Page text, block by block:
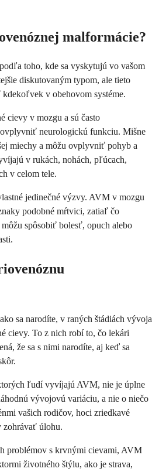
malformácie?
toho, kde sa vyskytujú vo vašom
diskutovaným typom, ale tieto
v obehovom systéme.
cievy v mozgu a sú často
ovplyvniť neurologickú funkciu. Mišne
miechy a môžu ovplyvniť pohyb a
v rukách, nohách, pľúcach,
v celom tele.
jedinečné výzvy. AVM v mozgu
podobné mŕtvici, zatiaľ čo
spôsobiť bolesť, opuch alebo
sa narodíte, v raných štádiách vývoja
cievy. To z nich robí to, čo lekári
že sa s nimi narodíte, aj keď sa
ľudí vyvíjajú AVM, nie je úplne
vývojovú variáciu, a nie o niečo
vašich rodičov, hoci zriedkavé
zohrávať úlohu.
problémov s krvnými cievami, AVM
životného štýlu, ako je strava,